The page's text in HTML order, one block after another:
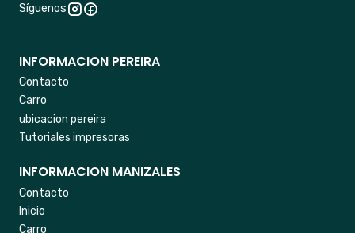
Síguenos
INFORMACION PEREIRA
Contacto
Carro
ubicacion pereira
Tutoriales impresoras
INFORMACION MANIZALES
Contacto
Inicio
Carro